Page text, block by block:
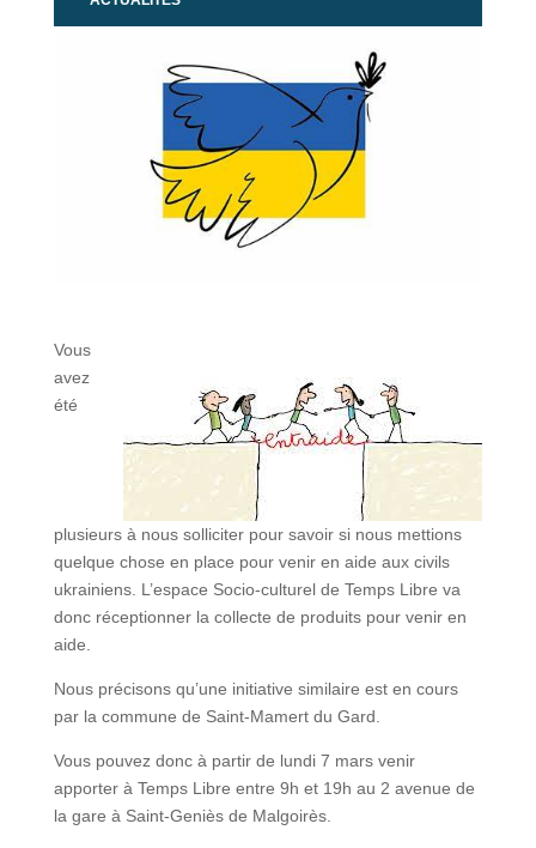
Vous
avez
été
plusieurs à nous solliciter pour savoir si nous mettions
quelque chose en place pour venir en aide aux civils
ukrainiens. L’espace Socio-culturel de Temps Libre va
donc réceptionner la collecte de produits pour venir en
aide.
Nous précisons qu’une initiative similaire est en cours
par la commune de Saint-Mamert du Gard.
Vous pouvez donc à partir de lundi 7 mars venir
apporter à Temps Libre entre 9h et 19h au 2 avenue de
la gare à Saint-Geniès de Malgoirès.